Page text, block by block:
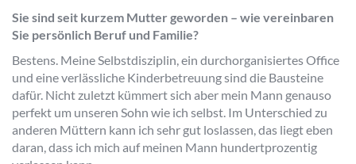
Sie sind seit kurzem Mutter geworden – wie vereinbaren
Sie persönlich Beruf und Familie?
Bestens. Meine Selbstdisziplin, ein durchorganisiertes Office
und eine verlässliche Kinderbetreuung sind die Bausteine
dafür. Nicht zuletzt kümmert sich aber mein Mann genauso
perfekt um unseren Sohn wie ich selbst. Im Unterschied zu
anderen Müttern kann ich sehr gut loslassen, das liegt eben
daran, dass ich mich auf meinen Mann hundertprozentig